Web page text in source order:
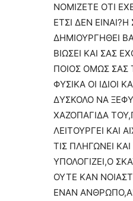
ΝΟΜΙΖΕΤΕ ΟΤΙ
ΕΤΣΙ ΔΕΝ
ΔΗΜΙΟΥΡΓΗΘΕΙ
ΒΙΩΣΕΙ ΚΑΙ ΣΑΣ
ΠΟΙΟΣ ΟΜΩΣ ΣΑΣ
ΦΥΣΙΚΑ ΟΙ ΙΔΙΟΙ
ΔΥΣΚΟΛΟ ΝΑ
ΧΑΖΟΠΑΓΙΔΑ
ΛΕΙΤΟΥΡΓΕΙ ΚΑΙ
ΤΙΣ ΠΛΗΓΩΝΕΙ ΚΑΙ
ΥΠΟΛΟΓΙΖΕΙ,Ο
ΟΥΤΕ ΚΑΝ
ΕΝΑΝ